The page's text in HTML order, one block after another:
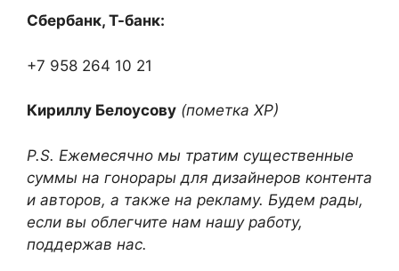
Сбербанк, Т-банк:
+7 958 264 10 21
Кириллу Белоусову (пометка ХР)
P.S. Ежемесячно мы тратим существенные
суммы на гонорары для дизайнеров контента
и авторов, а также на рекламу. Будем рады,
если вы облегчите нам нашу работу,
поддержав нас.